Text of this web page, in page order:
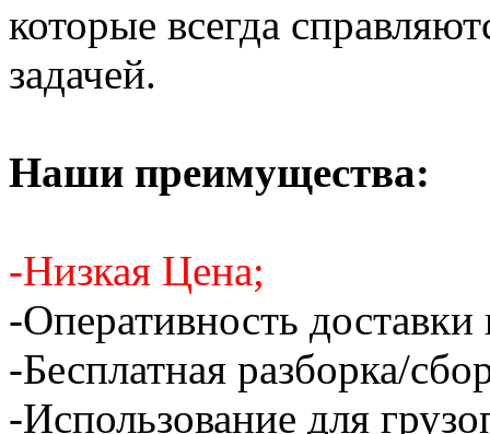
которые всегда
задачей.
Наши преимущества:
-Низкая Цена;
-Оперативность доставки
-Бесплатная разборка/
-Использование для